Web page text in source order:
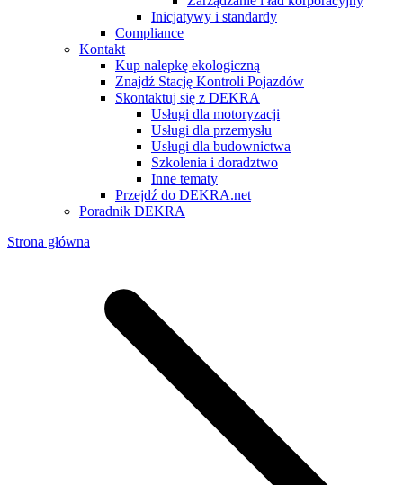
Inicjatywy i standardy
Compliance
Kontakt
Kup nalepkę ekologiczną
Znajdź Stację Kontroli Pojazdów
Skontaktuj się z DEKRA
Usługi dla motoryzacji
Usługi dla przemysłu
Usługi dla budownictwa
Szkolenia i doradztwo
Inne tematy
Przejdź do DEKRA.net
Poradnik DEKRA
Strona główna